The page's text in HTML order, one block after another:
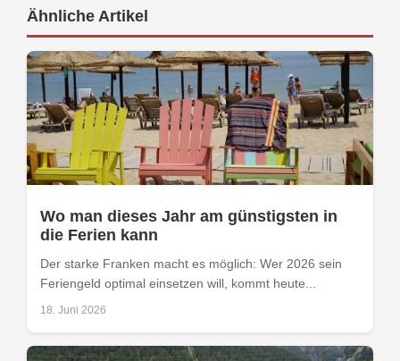
Ähnliche Artikel
Wo man dieses Jahr am günstigsten in
die Ferien kann
Der starke Franken macht es möglich: Wer 2026 sein
Feriengeld optimal einsetzen will, kommt heute...
18. Juni 2026